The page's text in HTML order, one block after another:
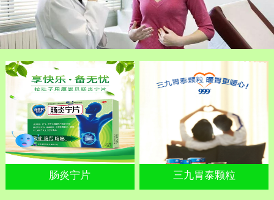
肠炎宁片 三九胃泰颗粒